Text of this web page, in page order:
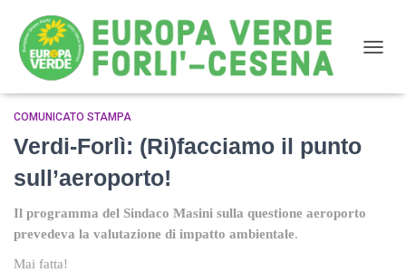
COMUNICATO STAMPA
Verdi-Forlì: (Ri)facciamo il punto
sull’aeroporto!
Il programma del Sindaco Masini sulla questione aeroporto
prevedeva la valutazione di impatto ambientale.
Mai fatta!